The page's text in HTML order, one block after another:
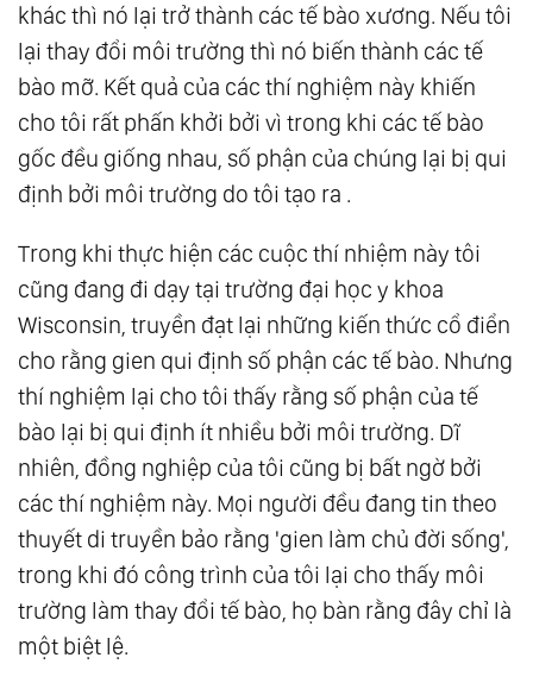
khác thì nó lại trở thành các tế bào xương. Nếu tôi
lại thay đổi môi trường thì nó biến thành các tế
bào mỡ. Kết quả của các thí nghiệm này khiến
cho tôi rất phấn khởi bởi vì trong khi các tế bào
gốc đều giống nhau, số phận của chúng lại bị qui
định bởi môi trường do tôi tạo ra .
Trong khi thực hiện các cuộc thí nhiệm này tôi
cũng đang đi dạy tại trường đại học y khoa
Wisconsin, truyền đạt lại những kiến thức cổ điển
cho rằng gien qui định số phận các tế bào. Nhưng
thí nghiệm lại cho tôi thấy rằng số phận của tế
bào lại bị qui định ít nhiều bởi môi trường. Dĩ
nhiên, đồng nghiệp của tôi cũng bị bất ngờ bởi
các thí nghiệm này. Mọi người đều đang tin theo
thuyết di truyền bảo rằng 'gien làm chủ đời sống',
trong khi đó công trình của tôi lại cho thấy môi
trường làm thay đổi tế bào, họ bàn rằng đây chỉ là
một biệt lệ.